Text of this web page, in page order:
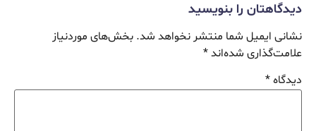
دیدگاهتان را بنویسید
نشانی ایمیل شما منتشر نخواهد شد. بخش‌های موردنیاز
علامت‌گذاری شده‌اند*
دیدگاه*